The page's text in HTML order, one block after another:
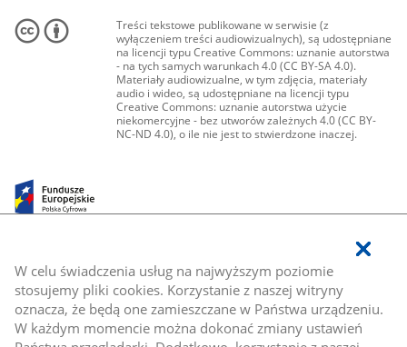
W celu świadczenia usług na najwyższym poziomie
stosujemy pliki cookies. Korzystanie z naszej witryny
oznacza, że będą one zamieszczane w Państwa urządzeniu.
W każdym momencie można dokonać zmiany ustawień
Treści tekstowe publikowane w serwisie (z
wyłączeniem treści audiowizualnych), są udostępniane
na licencji typu Creative Commons: uznanie autorstwa
- na tych samych warunkach 4.0 (CC BY-SA 4.0).
Materiały audiowizualne, w tym zdjęcia, materiały
audio i wideo, są udostępniane na licencji typu
Creative Commons: uznanie autorstwa użycie
niekomercyjne - bez utworów zależnych 4.0 (CC BY-
NC-ND 4.0), o ile nie jest to stwierdzone inaczej.